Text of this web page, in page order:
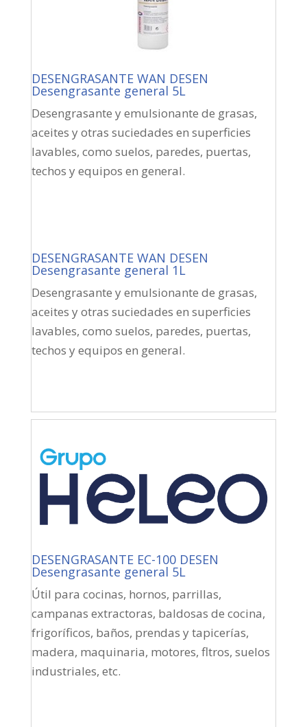
DESENGRASANTE WAN DESEN
Desengrasante general 5L
Desengrasante y emulsionante de grasas,
aceites y otras suciedades en superficies
lavables, como suelos, paredes, puertas,
techos y equipos en general.
DESENGRASANTE WAN DESEN
Desengrasante general 1L
Desengrasante y emulsionante de grasas,
aceites y otras suciedades en superficies
lavables, como suelos, paredes, puertas,
techos y equipos en general.
DESENGRASANTE EC-100 DESEN
Desengrasante general 5L
Útil para cocinas, hornos, parrillas,
campanas extractoras, baldosas de cocina,
frigoríficos, baños, prendas y tapicerías,
madera, maquinaria, motores, fltros, suelos
industriales, etc.